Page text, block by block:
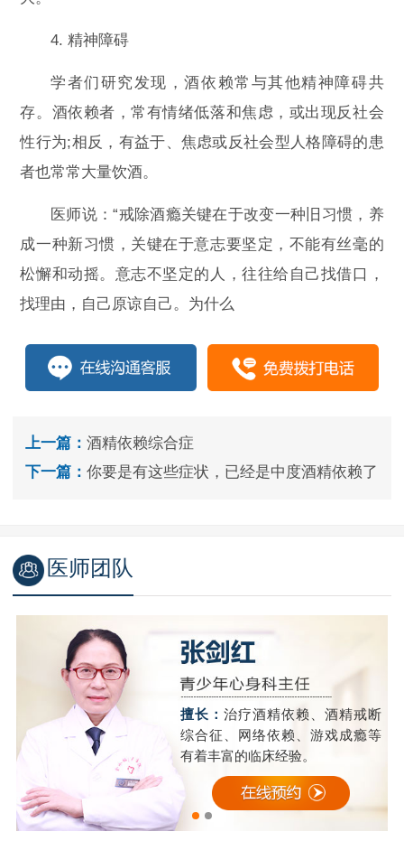
4. 精神障碍
学者们研究发现，酒依赖常与其他精神障碍共
存。酒依赖者，常有情绪低落和焦虑，或出现反社会
性行为;相反，有益于、焦虑或反社会型人格障碍的患
者也常常大量饮酒。
医师说：“戒除酒瘾关键在于改变一种旧习惯，养
成一种新习惯，关键在于意志要坚定，不能有丝毫的
松懈和动摇。意志不坚定的人，往往给自己找借口，
找理由，自己原谅自己。为什么
上一篇： 酒精依赖综合症
下一篇： 你要是有这些症状，已经是中度酒精依赖了
医师团队
擅长：治疗酒精依赖、酒精戒断
综合征、网络依赖、游戏成瘾等
有着丰富的临床经验。